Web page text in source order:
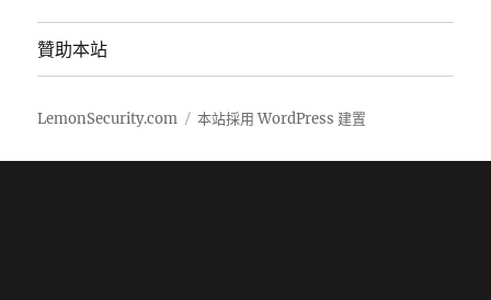
贊助本站
LemonSecurity.com 本站採用 WordPress 建置